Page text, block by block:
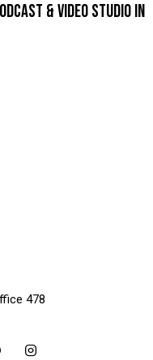
& VIDEO STUDIO IN
478